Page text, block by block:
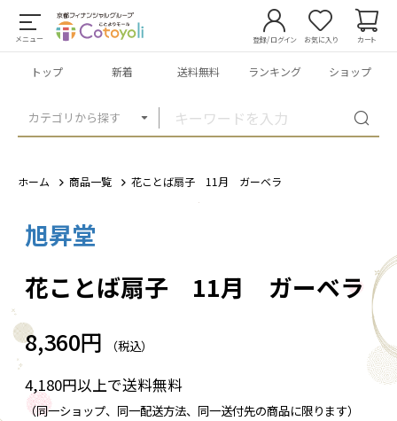
メニュー
カテゴリから探す
登録/ログイン お気に入り カート
トップ 新着 送料無料 ランキング ショップ
ホーム 商品一覧 花ことば扇子 11月 ガーベラ
旭昇堂
花ことば扇子 11月 ガーベラ
8,360円 （税込）
4,180円以上で送料無料
（同一ショップ、同一配送方法、同一送付先の商品に限ります）